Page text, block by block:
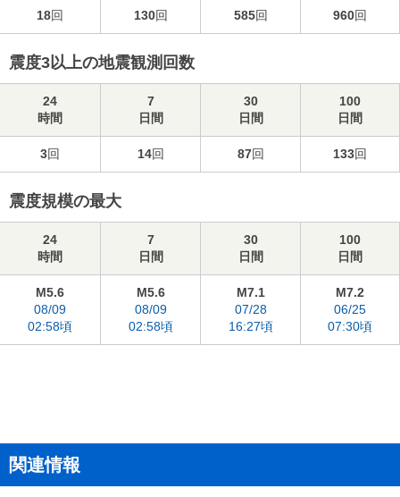
18回 130回 585回 960回
震度3以上の地震観測回数
24
時間
7
日間
30
日間
100
日間
3回 14回 87回 133回
震度規模の最大
24
時間
7
日間
30
日間
100
日間
M5.6
08/09
02:58頃
M5.6
08/09
02:58頃
M7.1
07/28
16:27頃
M7.2
06/25
07:30頃
関連情報